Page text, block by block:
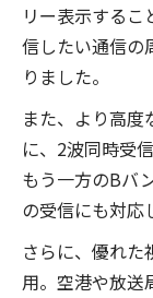
リー表示するこ
信したい通信の
りました。
また、より高
に、2波同時受
もう一方のBバ
の受信にも対応
さらに、優れた
用。空港や放送